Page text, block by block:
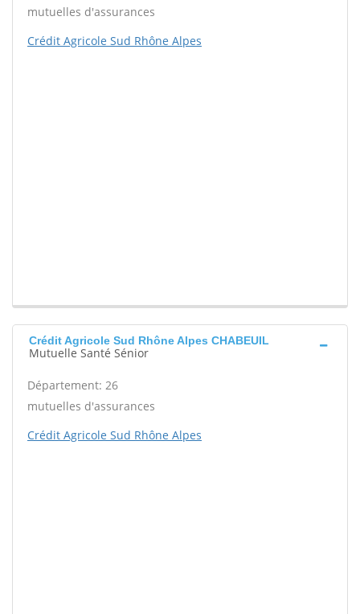
mutuelles d'assurances
Crédit Agricole Sud Rhône Alpes
Crédit Agricole Sud Rhône Alpes CHABEUIL
Mutuelle Santé Sénior
Département: 26
mutuelles d'assurances
Crédit Agricole Sud Rhône Alpes